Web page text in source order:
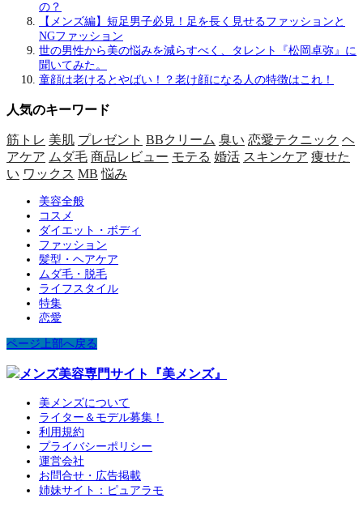
の？
【メンズ編】短足男子必見！足を長く見せるファッションと
NGファッション
世の男性から美の悩みを減らすべく、タレント『松岡卓弥』に
聞いてみた。
童顔は老けるとやばい！？老け顔になる人の特徴はこれ！
人気のキーワード
筋トレ 美肌 プレゼント BBクリーム 臭い 恋愛テクニック ヘ
アケア ムダ毛 商品レビュー モテる 婚活 スキンケア 痩せた
い ワックス MB 悩み
美容全般
コスメ
ダイエット・ボディ
ファッション
髪型・ヘアケア
ムダ毛・脱毛
ライフスタイル
特集
恋愛
ページ上部へ戻る
美メンズについて
ライター＆モデル募集！
利用規約
プライバシーポリシー
運営会社
お問合せ・広告掲載
姉妹サイト：ピュアラモ